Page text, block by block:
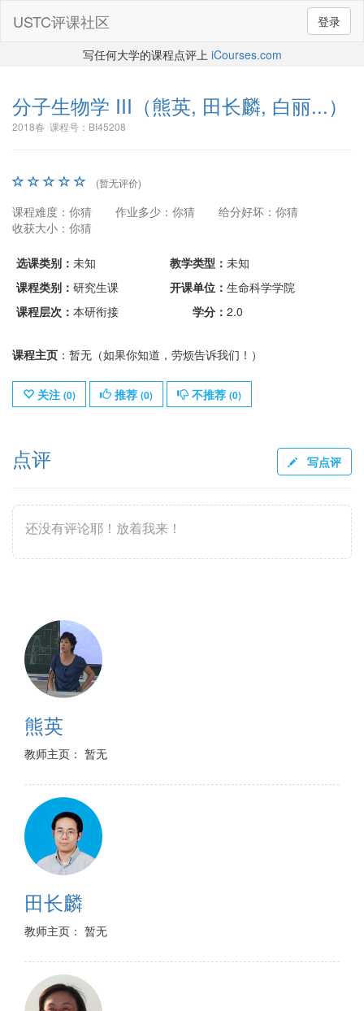
登录
USTC评课社区
写任何大学的课程点评上 iCourses.com
分子生物学 III （熊英, 田长麟, 白丽...）
2018春 课程号：BI45208
(暂无评价)
课程难度：你猜 作业多少：你猜
给分好坏：你猜
收获大小：你猜
选课类别： 未知 教学类型： 未知
课程类别： 研究生课 开课单位： 生命科学学院
课程层次： 本研衔接 学分： 2.0
课程主页 ：暂无（如果你知道，劳烦告诉我们！）
关注 (0) 推荐 (0) 不推荐 (0)
点评 写点评
还没有评论耶！放着我来！
熊英
教师主页： 暂无
田长麟
教师主页： 暂无